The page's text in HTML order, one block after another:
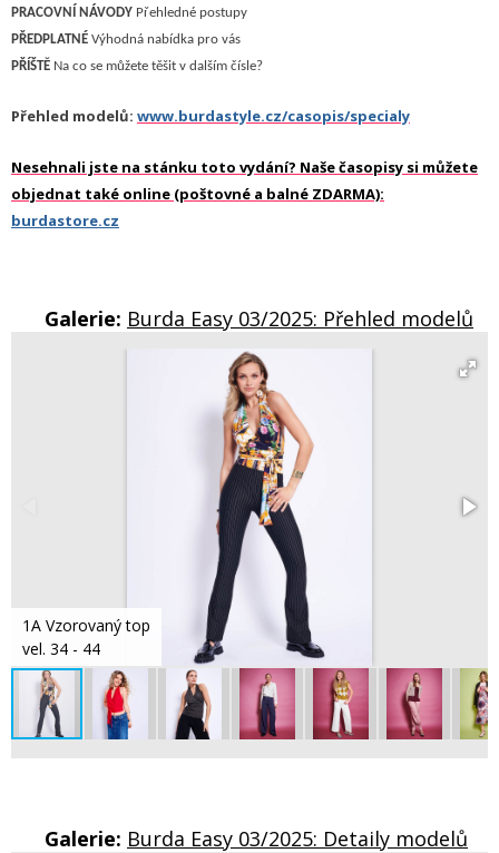
PRACOVNÍ NÁVODY Přehledné postupy
PŘEDPLATNÉ Výhodná nabídka pro vás
PŘÍŠTĚ Na co se můžete těšit v dalším čísle?
Přehled modelů: www.burdastyle.cz/casopis/specialy
Nesehnali jste na stánku toto vydání? Naše časopisy si můžete
objednat také online (poštovné a balné ZDARMA):
burdastore.cz
Galerie: Burda Easy 03/2025: Přehled modelů
1A Vzorovaný top
vel. 34 - 44
Galerie: Burda Easy 03/2025: Detaily modelů